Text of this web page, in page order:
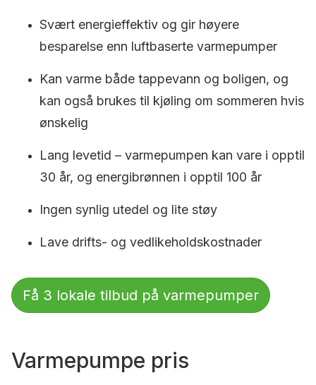
Svært energieffektiv og gir høyere
besparelse enn luftbaserte varmepumper
Kan varme både tappevann og boligen, og
kan også brukes til kjøling om sommeren hvis
ønskelig
Lang levetid – varmepumpen kan vare i opptil
30 år, og energibrønnen i opptil 100 år
Ingen synlig utedel og lite støy
Lave drifts- og vedlikeholdskostnader
Få 3 lokale tilbud på varmepumper
Varmepumpe pris